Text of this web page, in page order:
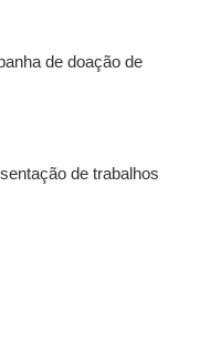
de doação de
de trabalhos